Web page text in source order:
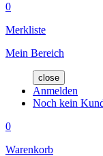
0
Merkliste
Mein Bereich
close
Anmelden
Noch kein
0
Warenkorb